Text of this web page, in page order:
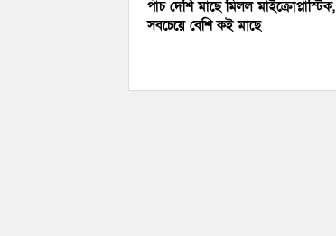
পাঁচ দেশি মাছে মিলল মাইক্রোপ্লাস্টিক,
সবচেয়ে বেশি কই মাছে